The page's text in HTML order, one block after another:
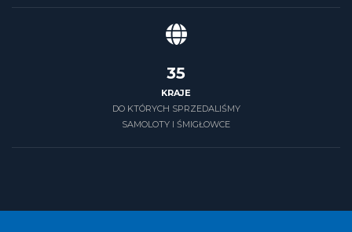
39
KRAJE
DO KTÓRYCH SPRZEDALIŚMY
SAMOLOTY I ŚMIGŁOWCE